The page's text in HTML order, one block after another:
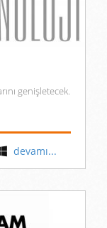
genişletecek.
devamı...